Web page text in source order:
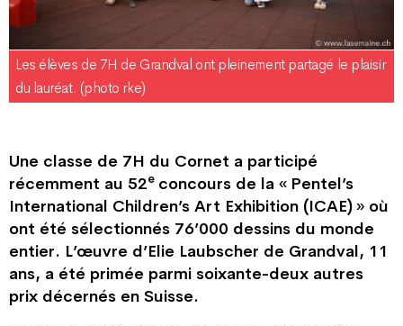
Les élèves de 7H de Grandval ont pleinement partagé le plaisir
du lauréat. (photo rke)
Une classe de 7H du Cornet a participé
récemment au 52e concours de la « Pentel’s
International Children’s Art Exhibition (ICAE) » où
ont été sélectionnés 76’000 dessins du monde
entier. L’œuvre d’Elie Laubscher de Grandval, 11
ans, a été primée parmi soixante-deux autres
prix décernés en Suisse.